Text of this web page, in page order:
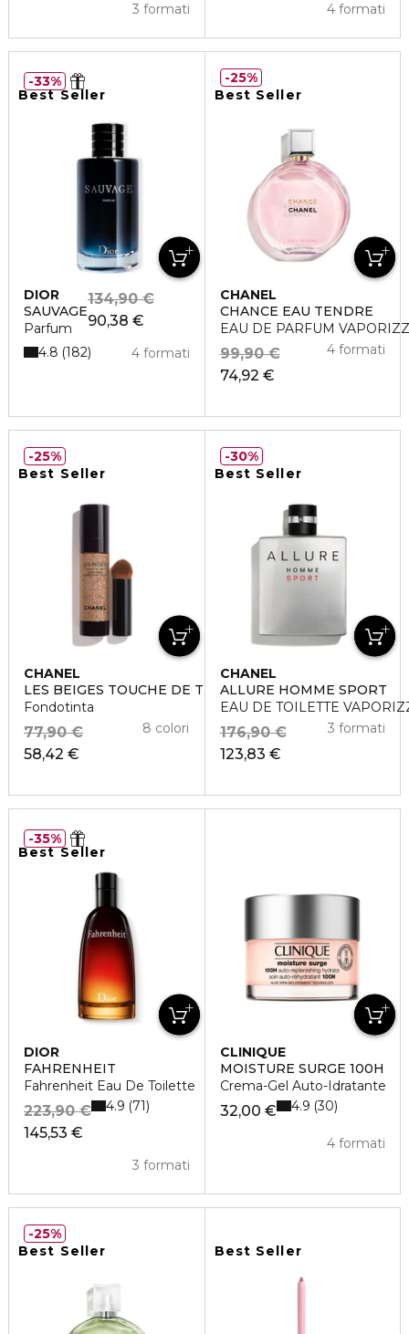
3 formati 4 formati
Best Seller
DIOR
SAUVAGE
Parfum
90,38 €
134,90 €
4 formati
4.8 182
33%
Best Seller
CHANEL
CHANCE EAU TENDRE
EAU DE PARFUM
74,92 €
99,90 € 4 formati
25%
Best Seller
CHANEL
LES BEIGES TOUCHE DE TEINT
Fondotinta
58,42 €
77,90 € 8 colori
25%
Best Seller
CHANEL
ALLURE HOMME SPORT
EAU DE TOILETTE
123,83 €
176,90 € 3 formati
30%
Best Seller
DIOR
FAHRENHEIT
Fahrenheit Eau De Toilette
145,53 €
223,90 €
3 formati
4.9 71
35%
CLINIQUE
MOISTURE SURGE 100H
Crema-Gel Auto-Idratante
32,00 €
4 formati
4.9 30
Best Seller
25%
Best Seller